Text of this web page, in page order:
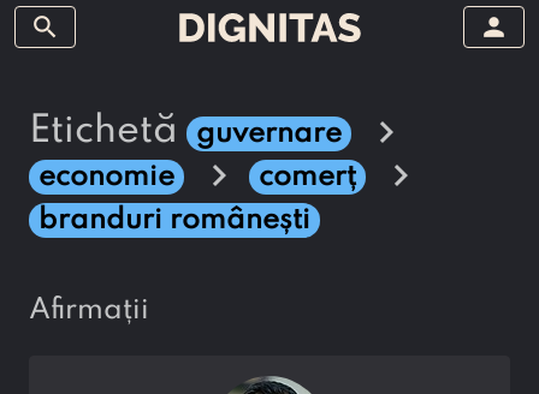
search person
etichetă guvernare chevron_right
economie chevron_right comerț chevron_right
branduri românești
afirmații